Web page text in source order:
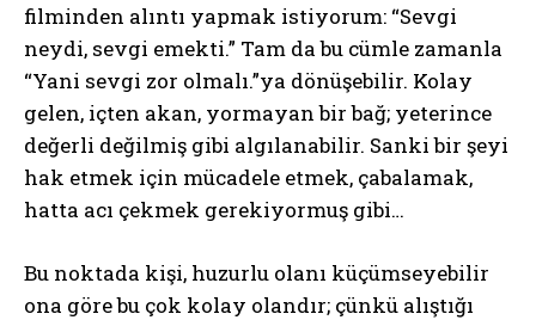
filminden alıntı yapmak istiyorum: “Sevgi
neydi, sevgi emekti.” Tam da bu cümle zamanla
“Yani sevgi zor olmalı.”ya dönüşebilir. Kolay
gelen, içten akan, yormayan bir bağ; yeterince
değerli değilmiş gibi algılanabilir. Sanki bir şeyi
hak etmek için mücadele etmek, çabalamak,
hatta acı çekmek gerekiyormuş gibi…
Bu noktada kişi, huzurlu olanı küçümseyebilir
ona göre bu çok kolay olandır; çünkü alıştığı